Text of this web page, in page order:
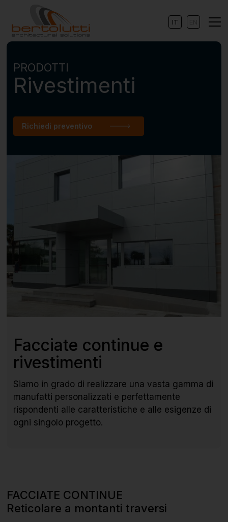
IT
PRODOTTI
Rivestimenti
Richiedi preventivo
Facciate continue e
rivestimenti
Siamo in grado di realizzare una vasta gamma di
manufatti personalizzati e perfettamente
rispondenti alle caratteristiche e alle esigenze di
ogni singolo progetto.
FACCIATE CONTINUE
Reticolare a montanti traversi